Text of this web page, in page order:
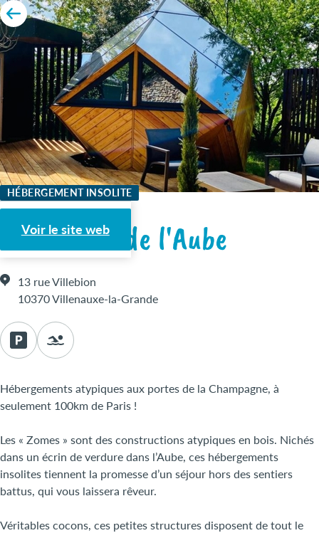
HÉBERGEMENT INSOLITE
Voir le site web
La Réserve de l'Aube
13 rue Villebion
10370 Villenauxe-la-Grande
Hébergements atypiques aux portes de la Champagne, à
seulement 100km de Paris !
Les « Zomes » sont des constructions atypiques en bois. Nichés
dans un écrin de verdure dans l’Aube, ces hébergements
insolites tiennent la promesse d’un séjour hors des sentiers
battus, qui vous laissera rêveur.
Véritables cocons, ces petites structures disposent de tout le